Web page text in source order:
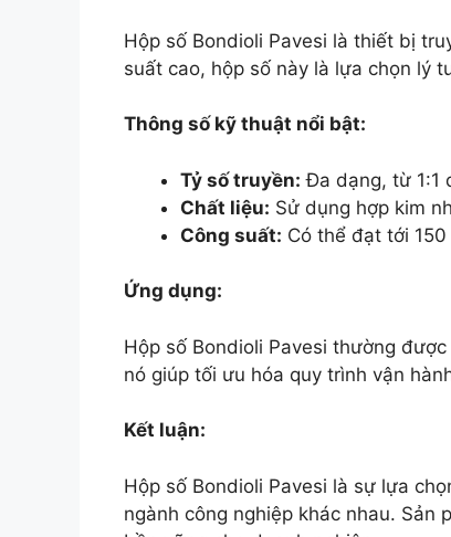
Hộp số Bondioli Pavesi là thiết bị
suất cao, hộp số này là lựa chọn lý
Thông số kỹ thuật nổi bật:
Tỷ số truyền: Đa dạng, từ 1:1
Chất liệu: Sử dụng hợp kim
Công suất: Có thể đạt tới
Ứng dụng:
Hộp số Bondioli Pavesi thường
nó giúp tối ưu hóa quy trình vận
Kết luận:
Hộp số Bondioli Pavesi là sự lựa
ngành công nghiệp khác nhau. Sản